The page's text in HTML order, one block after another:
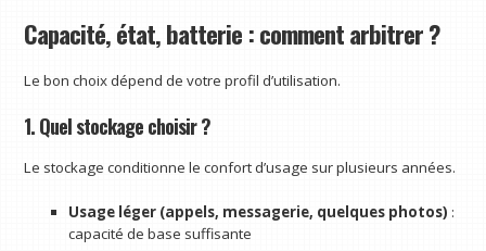
Capacité, état, batterie : comment arbitrer ?
Le bon choix dépend de votre profil d’utilisation.
1. Quel stockage choisir ?
Le stockage conditionne le confort d’usage sur plusieurs années.
Usage léger (appels, messagerie, quelques photos) :
capacité de base suffisante